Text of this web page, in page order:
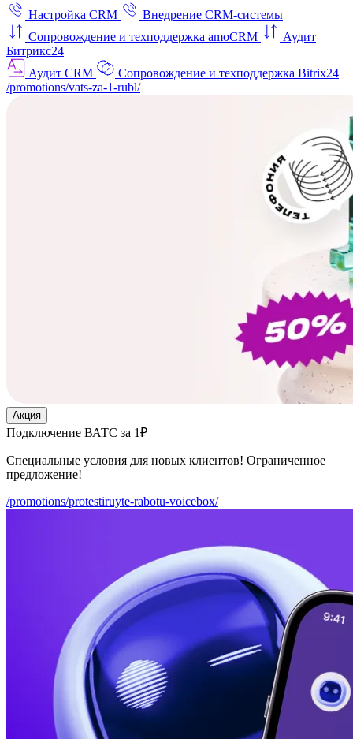
Настройка CRM
Внедрение CRM-системы
Сопровождение и техподдержка amoCRM
Аудит
Битрикс24
Аудит CRM
Сопровождение и техподдержка Bitrix24
/promotions/vats-za-1-rubl/
Акция
Подключение ВАТС за 1₽
Специальные условия для новых клиентов! Ограниченное
предложение!
/promotions/protestiruyte-rabotu-voicebox/